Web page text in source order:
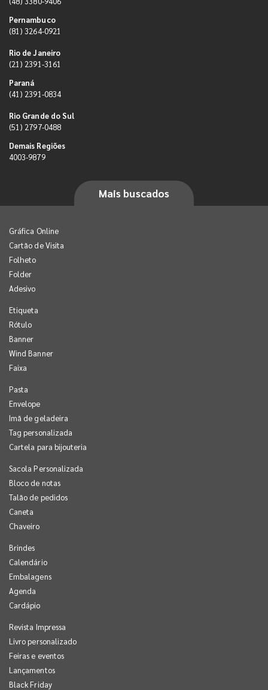
Pernambuco
(81) 3264-0921
Rio de Janeiro
(21) 2391-3161
Paraná
(41) 2391-0834
Rio Grande do Sul
(51) 2797-0488
Demais Regiões
4003-9879
Mais buscados
Gráfica Online
Cartão de Visita
Folheto
Folder
Adesivo
Etiqueta
Rótulo
Banner
Wind Banner
Faixa
Pasta
Envelope
Imã de geladeira
Tag personalizada
Cartela para bijouteria
Sacola Personalizada
Bloco de notas
Talão de pedidos
Caneta
Chaveiro
Brindes
Calendário
Embalagens
Agenda
Cardápio
Revista Impressa
Livro personalizado
Feiras e eventos
Lançamentos
Black Friday